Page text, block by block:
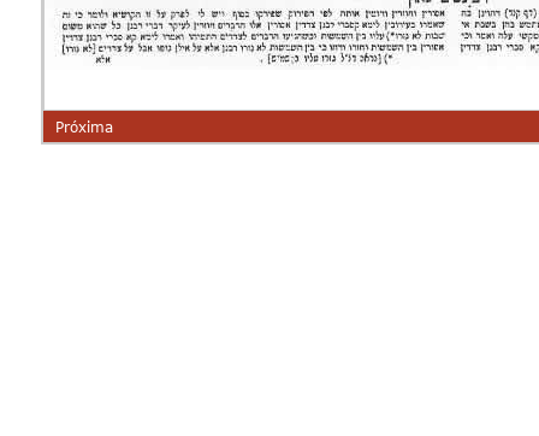
Próxima